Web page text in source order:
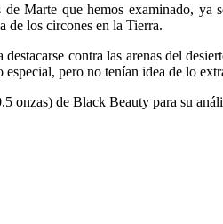
de Marte que hemos examinado,
de los circones en la Tierra.
contra las arenas del
pero no tenían idea de lo
onzas) de Black Beauty para su